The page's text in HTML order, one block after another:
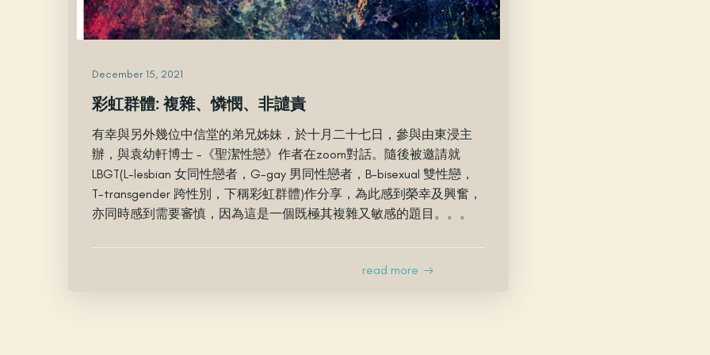
December 15, 2021
彩虹群體: 複雜、憐憫、非譴責
有幸與另外幾位中信堂的弟兄姊妹，於十月二十七日，參與由東浸主
辦，與袁幼軒博士 -《聖潔性戀》作者在zoom對話。隨後被邀請就
LBGT(L-lesbian 女同性戀者，G-gay 男同性戀者，B-bisexual 雙性戀，
T-transgender 跨性別，下稱彩虹群體)作分享，為此感到榮幸及興奮，
亦同時感到需要審慎，因為這是一個既極其複雜又敏感的題目。。。
read more